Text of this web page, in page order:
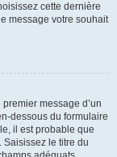
cette dernière
message votre souhait
message d’un
dessous du formulaire
il est probable que
Saisissez le titre du